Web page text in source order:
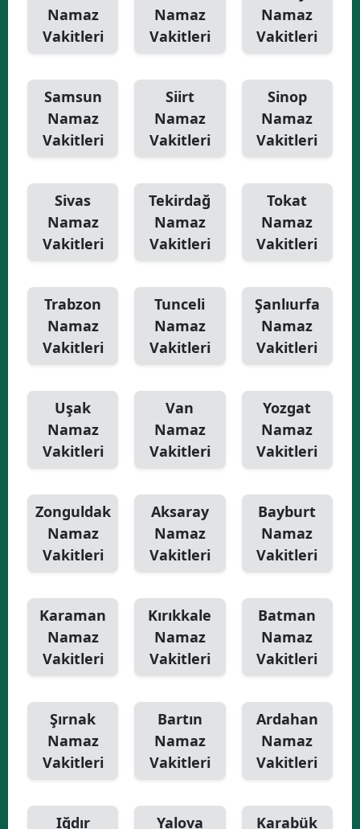
Namaz
Vakitleri
Namaz
Vakitleri
Namaz
Vakitleri
Samsun
Namaz
Vakitleri
Siirt
Namaz
Vakitleri
Sinop
Namaz
Vakitleri
Sivas
Namaz
Vakitleri
Tekirdağ
Namaz
Vakitleri
Tokat
Namaz
Vakitleri
Trabzon
Namaz
Vakitleri
Tunceli
Namaz
Vakitleri
Şanlıurfa
Namaz
Vakitleri
Uşak
Namaz
Vakitleri
Van
Namaz
Vakitleri
Yozgat
Namaz
Vakitleri
Zonguldak
Namaz
Vakitleri
Aksaray
Namaz
Vakitleri
Bayburt
Namaz
Vakitleri
Karaman
Namaz
Vakitleri
Kırıkkale
Namaz
Vakitleri
Batman
Namaz
Vakitleri
Şırnak
Namaz
Vakitleri
Bartın
Namaz
Vakitleri
Ardahan
Namaz
Vakitleri
Iğdır
Yalova
Karabük